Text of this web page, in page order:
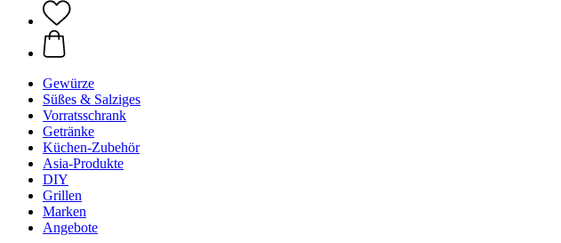
Gewürze
Süßes & Salziges
Vorratsschrank
Getränke
Küchen-Zubehör
Asia-Produkte
DIY
Grillen
Marken
Angebote